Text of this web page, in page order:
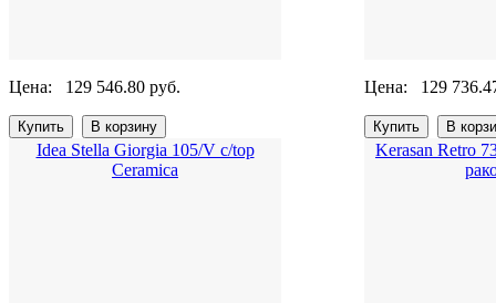
Цена: 129 546.80 руб. Цена: 129
Idea Stella Giorgia 105/V c/top
Сeramica
Kerasan Retro